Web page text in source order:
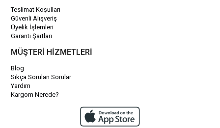
Teslimat Koşulları
Güvenli Alışveriş
Üyelik İşlemleri
Garanti Şartları
MÜŞTERİ HİZMETLERİ
Blog
Sıkça Sorulan Sorular
Yardım
Kargom Nerede?